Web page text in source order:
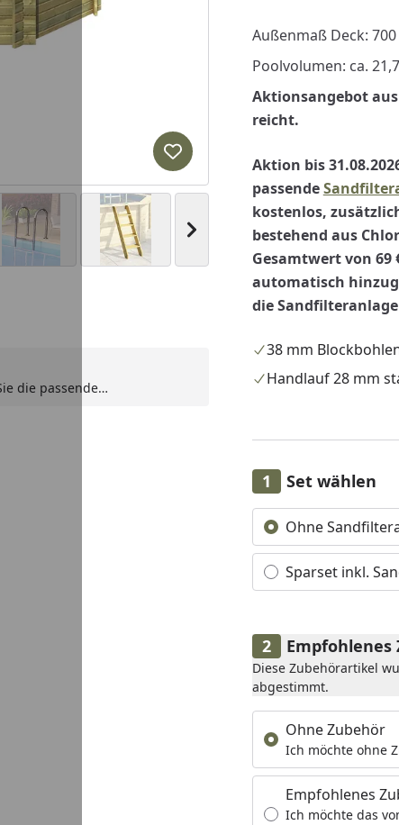
Nächstes Bild anzeigen
Produkt zur Wunschliste
die passende
Außenmaß Deck:
Poolvolumen: ca.
Aktionsangebot
reicht.
Aktion bis
passende
kostenlos,
bestehend aus
Gesamtwert von
automatisch
die
38 mm
Handlauf 28 mm
Set wählen
Alle anzeigen (2)
Ohne
Sparset inkl.
Empfohlenes
Diese Zubehörartikel
abgestimmt.
Ohne Zubehör
Ich möchte ohne
Empfohlenes
Ich möchte das